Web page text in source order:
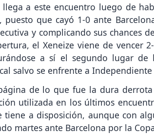
llega a este encuentro luego de
puesto que cayó 1-0 ante
y complicando sus chances
el Xeneize viene de vencer
a sí el segundo lugar
salvo se enfrente a Independiente
de lo que fue la dura
utilizada en los últimos
tiene a disposición, aunque con
martes ante Barcelona por la